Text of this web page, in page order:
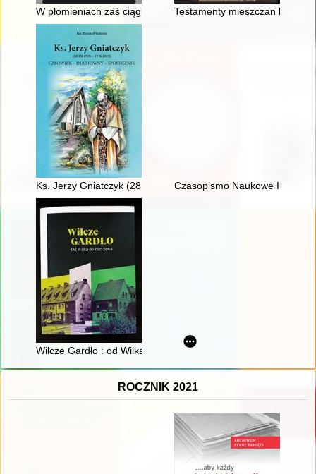
W płomieniach zaś ciągle odzywały się jęki..." : niemieckie
Testamenty mieszczan
Ks. Jerzy Gniatczyk (28 III 1950 - 19 X 2015) : człowiek -
Czasopismo Naukowe
Wilcze Gardło : od Wilka do Paryżewa
ROCZNIK 2021